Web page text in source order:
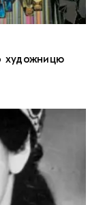
художницю